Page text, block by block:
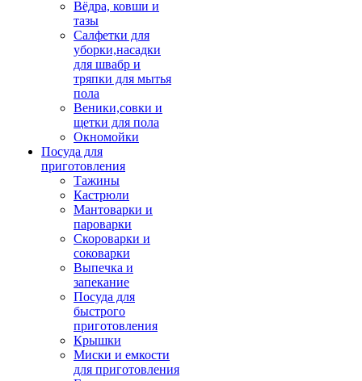
Вёдра, ковши и
тазы
Салфетки для
уборки,насадки
для швабр и
тряпки для мытья
пола
Веники,совки и
щетки для пола
Окномойки
Посуда для
приготовления
Тажины
Кастрюли
Мантоварки и
пароварки
Скороварки и
соковарки
Выпечка и
запекание
Посуда для
быстрого
приготовления
Крышки
Миски и емкости
для приготовления